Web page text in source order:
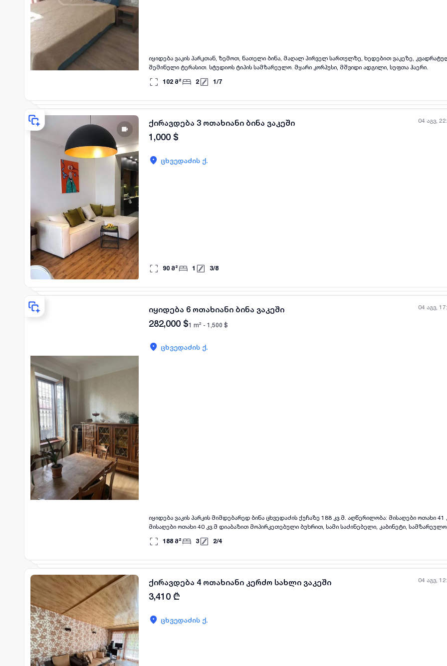
იყიდება ვაკის პარკთან, ზემოთ, ნათელი ბინა, მაღალ პირველ სართულზე, ხედებით ვაკეზე,
შემინული ტერასით. სტუდიოს ტიპის სამზარეულო. მყარი კორპუსი, მშვიდი ადგილი, სუფთა ჰაერი.
102 მ² 2 1/7
04 აგვ,
ქირავდება 3 ოთახიანი ბინა ვაკეში
1,000 $
ცხვედაძის ქ.
90 მ² 1 3/8
04 აგვ,
იყიდება 6 ოთახიანი ბინა ვაკეში
282,000 $1 m² - 1,500 $
ცხვედაძის ქ.
იყიდება ვაკის პარკის მიმდებარედ ბინა ცხვედაძის ქუჩაზე 188 კვ.მ. აღწერილობა: მისაღები ოთახი 41 კვ.მ; მეორე
მისაღები ოთახი 40 კვ.მ დიაბაზით მოპირკეთებული ბუხრით, სამი საძინებელი, კაბინეტი, სამზარეულო, ორი სველი
188 მ² 3 2/4
04 აგვ,
ქირავდება 4 ოთახიანი კერძო სახლი ვაკეში
3,410 ₾
ცხვედაძის ქ.